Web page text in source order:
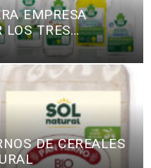
EMPRESA
LOS TRES
ECOLÓGICOS
DE CEREALES